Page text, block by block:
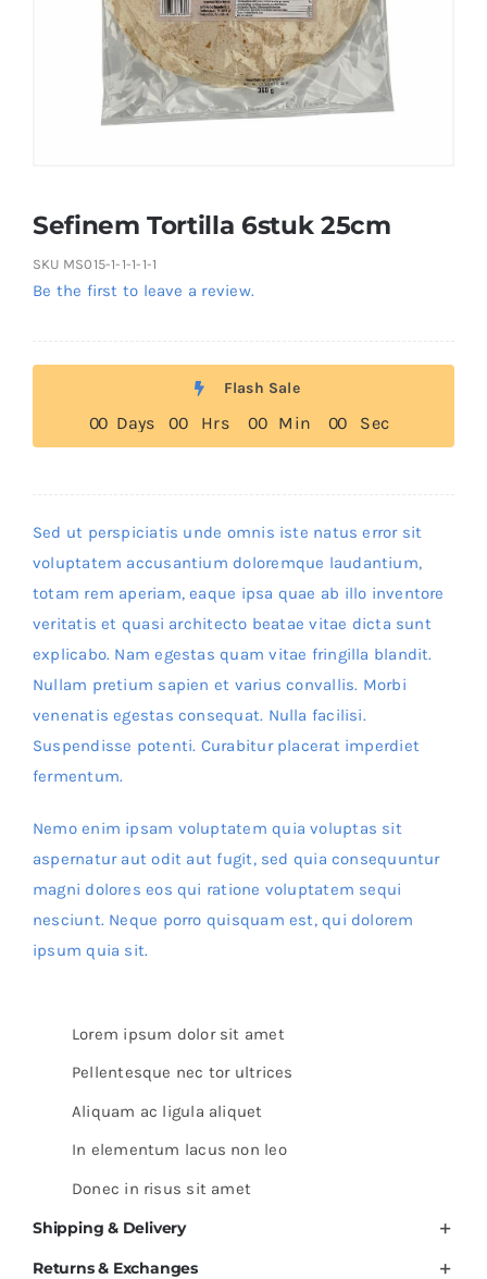
Sefinem Tortilla 6stuk 25cm
SKU MS015-1-1-1-1-1
Be the first to leave a review.
Flash Sale
00 Days 00 Hrs 00 Min 00 Sec
Sed ut perspiciatis unde omnis iste natus error sit
voluptatem accusantium doloremque laudantium,
totam rem aperiam, eaque ipsa quae ab illo inventore
veritatis et quasi architecto beatae vitae dicta sunt
explicabo. Nam egestas quam vitae fringilla blandit.
Nullam pretium sapien et varius convallis. Morbi
venenatis egestas consequat. Nulla facilisi.
Suspendisse potenti. Curabitur placerat imperdiet
fermentum.
Nemo enim ipsam voluptatem quia voluptas sit
aspernatur aut odit aut fugit, sed quia consequuntur
magni dolores eos qui ratione voluptatem sequi
nesciunt. Neque porro quisquam est, qui dolorem
ipsum quia sit.
Lorem ipsum dolor sit amet
Pellentesque nec tor ultrices
Aliquam ac ligula aliquet
In elementum lacus non leo
Donec in risus sit amet
Shipping & Delivery
Returns & Exchanges